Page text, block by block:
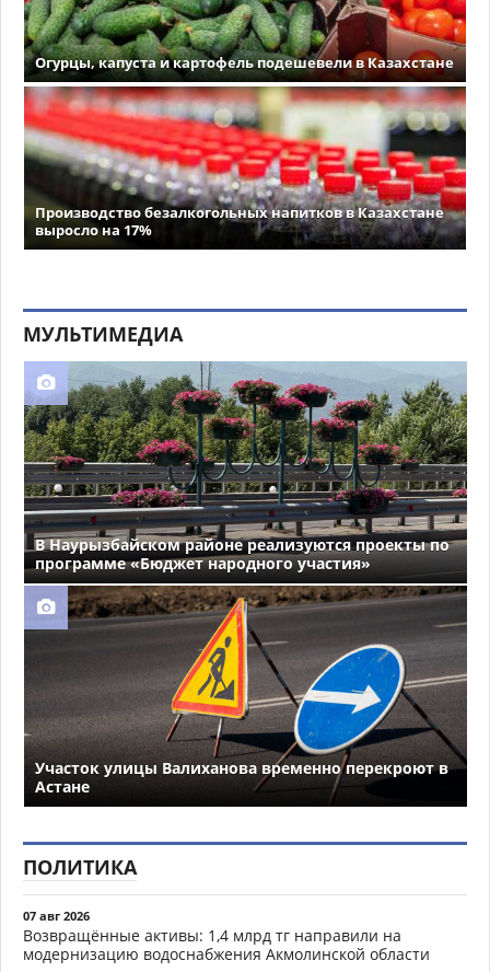
Огурцы, капуста и картофель подешевели в Казахстане
Производство безалкогольных напитков в Казахстане
выросло на 17%
МУЛЬТИМЕДИА
В Наурызбайском районе реализуются проекты по
программе «Бюджет народного участия»
Участок улицы Валиханова временно перекроют в
Астане
ПОЛИТИКА
07 авг 2026
Возвращённые активы: 1,4 млрд тг направили на
модернизацию водоснабжения Акмолинской области